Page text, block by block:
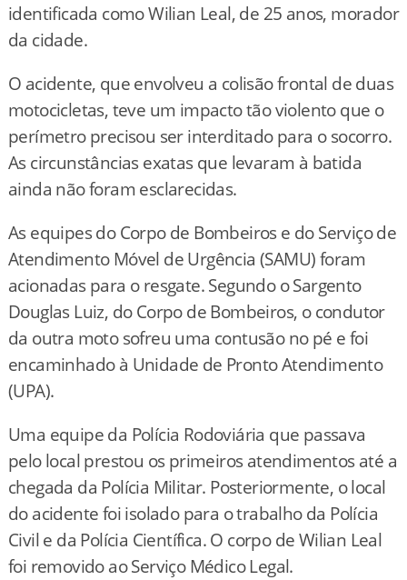
identificada como Wilian Leal, de 25 anos, morador
da cidade.
O acidente, que envolveu a colisão frontal de duas
motocicletas, teve um impacto tão violento que o
perímetro precisou ser interditado para o socorro.
As circunstâncias exatas que levaram à batida
ainda não foram esclarecidas.
As equipes do Corpo de Bombeiros e do Serviço de
Atendimento Móvel de Urgência (SAMU) foram
acionadas para o resgate. Segundo o Sargento
Douglas Luiz, do Corpo de Bombeiros, o condutor
da outra moto sofreu uma contusão no pé e foi
encaminhado à Unidade de Pronto Atendimento
(UPA).
Uma equipe da Polícia Rodoviária que passava
pelo local prestou os primeiros atendimentos até a
chegada da Polícia Militar. Posteriormente, o local
do acidente foi isolado para o trabalho da Polícia
Civil e da Polícia Científica. O corpo de Wilian Leal
foi removido ao Serviço Médico Legal.